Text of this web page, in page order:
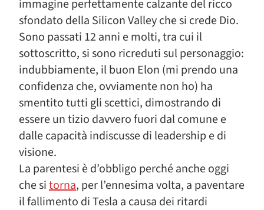
immagine perfettamente calzante del ricco
sfondato della Silicon Valley che si crede Dio.
Sono passati 12 anni e molti, tra cui il
sottoscritto, si sono ricreduti sul personaggio:
indubbiamente, il buon Elon (mi prendo una
confidenza che, ovviamente non ho) ha
smentito tutti gli scettici, dimostrando di
essere un tizio davvero fuori dal comune e
dalle capacità indiscusse di leadership e di
visione.
La parentesi è d’obbligo perché anche oggi
che sitorna, per l’ennesima volta, a paventare
il fallimento di Tesla a causa dei ritardi